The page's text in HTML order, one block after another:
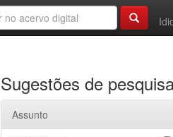
Sugestões de
Assunto